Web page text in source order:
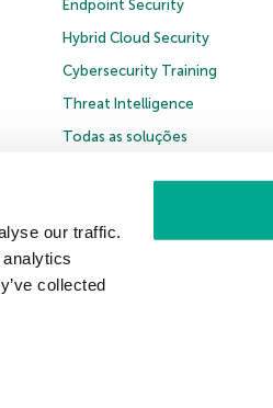
our traffic.
collected
Endpoint Security
Hybrid Cloud Security
Cybersecurity Training
Threat Intelligence
Todas as soluções